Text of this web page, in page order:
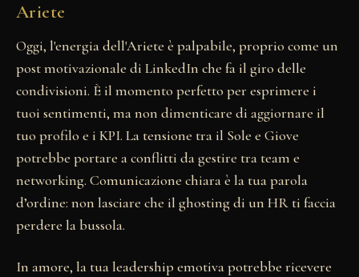
Ariete
Oggi, l'energia dell'Ariete è palpabile, proprio come un
post motivazionale di LinkedIn che fa il giro delle
condivisioni. È il momento perfetto per esprimere i
tuoi sentimenti, ma non dimenticare di aggiornare il
tuo profilo e i KPI. La tensione tra il Sole e Giove
potrebbe portare a conflitti da gestire tra team e
networking. Comunicazione chiara è la tua parola
d’ordine: non lasciare che il ghosting di un HR ti faccia
perdere la bussola.
In amore, la tua leadership emotiva potrebbe ricevere